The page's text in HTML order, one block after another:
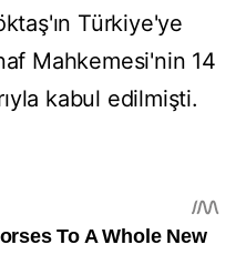
Türkiye'ye
Mahkemesi'nin 14
kabul edilmişti.